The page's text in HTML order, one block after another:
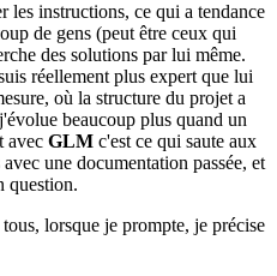
les instructions, ce qui a tendance
de gens (peut être ceux qui
des solutions par lui même.
réellement plus expert que lui
où la structure du projet a
beaucoup plus quand un
avec GLM c'est ce qui saute aux
une documentation passée, et
question.
lorsque je prompte, je précise